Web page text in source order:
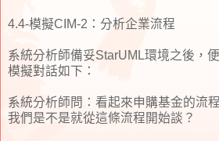
4.4-模擬CIM-2：分析企業流程
系統分析師備妥StarUML環境之後，
模擬對話如下：
系統分析師問：看起來申購基金的流
我們是不是就從這條流程開始談？